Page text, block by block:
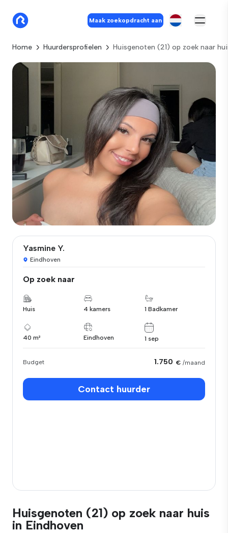
Maak zoekopdracht aan
Home Huurdersprofielen Huisgenoten (21) op zoek naar
Yasmine Y.
Eindhoven
Op zoek naar
Huis 4 kamers 1 Badkamer
40 m² Eindhoven 1 sep
Budget 1.750 € /maand
Contact huurder
Huisgenoten (21) op zoek naar huis
in Eindhoven